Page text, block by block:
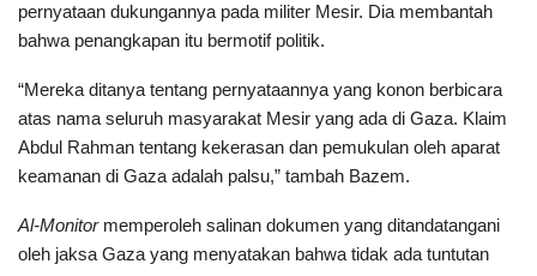
pernyataan dukungannya pada militer Mesir. Dia membantah
bahwa penangkapan itu bermotif politik.
“Mereka ditanya tentang pernyataannya yang konon berbicara
atas nama seluruh masyarakat Mesir yang ada di Gaza. Klaim
Abdul Rahman tentang kekerasan dan pemukulan oleh aparat
keamanan di Gaza adalah palsu,” tambah Bazem.
Al-Monitormemperoleh salinan dokumen yang ditandatangani
oleh jaksa Gaza yang menyatakan bahwa tidak ada tuntutan